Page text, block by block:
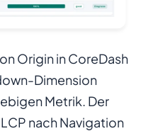
Origin in CoreDash
Dimension
Metrik. Der
nach Navigation